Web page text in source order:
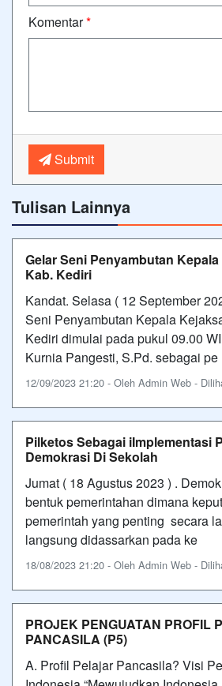
Komentar*
Submit
Tulisan Lainnya
Gelar Seni Penyambutan
Kab. Kediri
Kandat. Selasa ( 12 September
Seni Penyambutan Kepala
Kediri dimulai pada pukul 09.00
Kurnia Pangesti, S.Pd. sebagai pe
12/09/2023 21:20 - Oleh Admin Web -
Pilketos Sebagai iImplementasi
Demokrasi Di Sekolah
Jumat ( 18 Agustus 2023 ) .
bentuk pemerintahan dimana
pemerintah yang penting secara
langsung didassarkan pada ke
18/08/2023 21:20 - Oleh Admin Web -
PROJEK PENGUATAN PROFIL
PANCASILA (P5)
A. Profil Pelajar Pancasila? Visi